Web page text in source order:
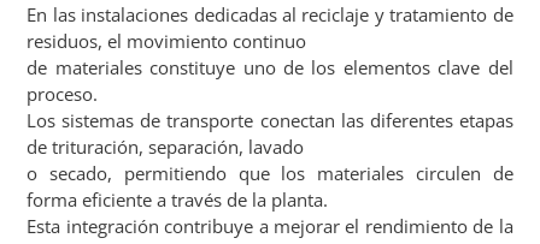
En las instalaciones dedicadas al reciclaje y tratamiento de
residuos, el movimiento continuo
de materiales constituye uno de los elementos clave del
proceso.
Los sistemas de transporte conectan las diferentes etapas
de trituración, separación, lavado
o secado, permitiendo que los materiales circulen de
forma eficiente a través de la planta.
Esta integración contribuye a mejorar el rendimiento de la